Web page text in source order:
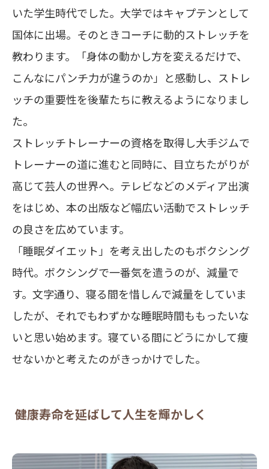
いた学生時代でした。大学ではキャプテンとして
国体に出場。そのときコーチに動的ストレッチを
教わります。「身体の動かし方を変えるだけで、
こんなにパンチ力が違うのか」と感動し、ストレ
ッチの重要性を後輩たちに教えるようになりまし
た。
ストレッチトレーナーの資格を取得し大手ジムで
トレーナーの道に進むと同時に、目立ちたがりが
高じて芸人の世界へ。テレビなどのメディア出演
をはじめ、本の出版など幅広い活動でストレッチ
の良さを広めています。
「睡眠ダイエット」を考え出したのもボクシング
時代。ボクシングで一番気を遣うのが、減量で
す。文字通り、寝る間を惜しんで減量をしていま
したが、それでもわずかな睡眠時間ももったいな
いと思い始めます。寝ている間にどうにかして痩
せないかと考えたのがきっかけでした。
健康寿命を延ばして人生を輝かしく